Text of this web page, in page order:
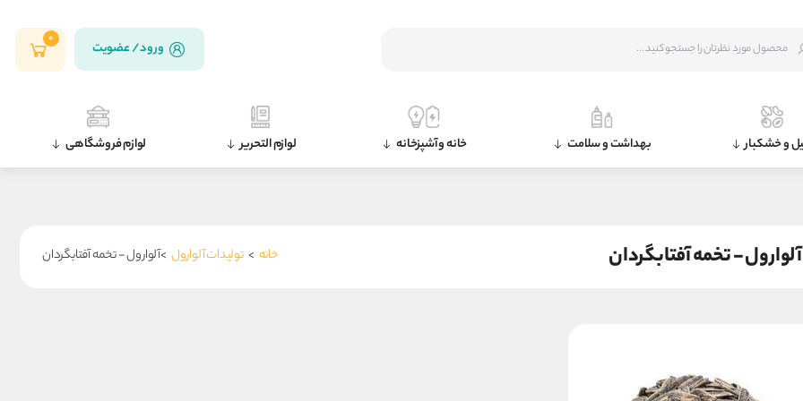
ورود / عضویت
0
و خشکبار بهداشت و سلامت خانه و آشپزخانه لوازم التحریر لوازم فروشگاهی
آلوارول - تخمه آفتابگردان خانه > تولیدات آلوارول >آلوارول - تخمه آفتابگردان